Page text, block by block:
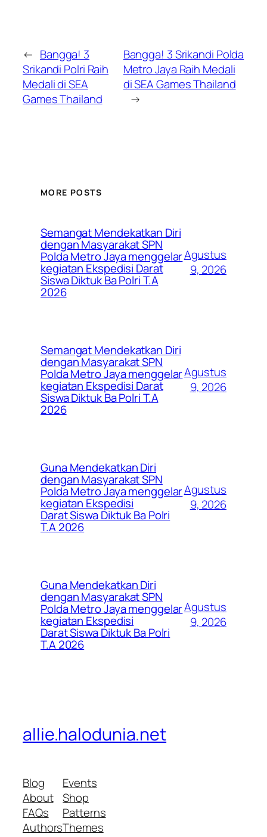
← Bangga! 3
Srikandi Polri Raih
Medali di SEA
Games Thailand
Bangga! 3 Srikandi Polda
Metro Jaya Raih Medali
di SEA Games Thailand
→
MORE POSTS
Semangat Mendekatkan Diri
dengan Masyarakat SPN
Polda Metro Jaya menggelar
kegiatan Ekspedisi Darat
Siswa Diktuk Ba Polri T.A
2026
Agustus
9, 2026
Semangat Mendekatkan Diri
dengan Masyarakat SPN
Polda Metro Jaya menggelar
kegiatan Ekspedisi Darat
Siswa Diktuk Ba Polri T.A
2026
Agustus
9, 2026
Guna Mendekatkan Diri
dengan Masyarakat SPN
Polda Metro Jaya menggelar
kegiatan Ekspedisi
Darat Siswa Diktuk Ba Polri
T.A 2026
Agustus
9, 2026
Guna Mendekatkan Diri
dengan Masyarakat SPN
Polda Metro Jaya menggelar
kegiatan Ekspedisi
Darat Siswa Diktuk Ba Polri
T.A 2026
Agustus
9, 2026
allie.halodunia.net
Blog
About
FAQs
Authors
Events
Shop
Patterns
Themes